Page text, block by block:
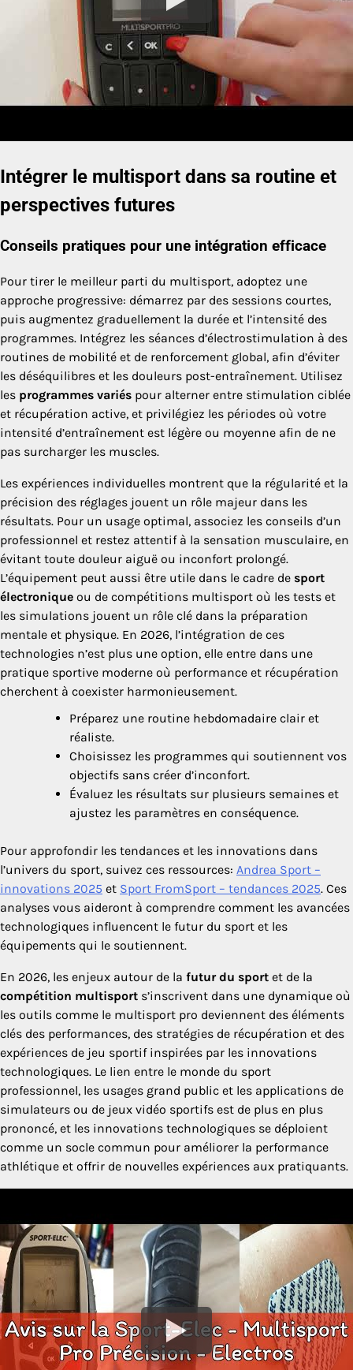
Intégrer le multisport dans sa routine et
perspectives futures
Conseils pratiques pour une intégration efficace
Pour tirer le meilleur parti du multisport, adoptez une
approche progressive: démarrez par des sessions courtes,
puis augmentez graduellement la durée et l’intensité des
programmes. Intégrez les séances d’électrostimulation à des
routines de mobilité et de renforcement global, afin d’éviter
les déséquilibres et les douleurs post-entraînement. Utilisez
les programmes variés pour alterner entre stimulation ciblée
et récupération active, et privilégiez les périodes où votre
intensité d’entraînement est légère ou moyenne afin de ne
pas surcharger les muscles.
Les expériences individuelles montrent que la régularité et la
précision des réglages jouent un rôle majeur dans les
résultats. Pour un usage optimal, associez les conseils d’un
professionnel et restez attentif à la sensation musculaire, en
évitant toute douleur aiguë ou inconfort prolongé.
L’équipement peut aussi être utile dans le cadre de sport
électronique ou de compétitions multisport où les tests et
les simulations jouent un rôle clé dans la préparation
mentale et physique. En 2026, l’intégration de ces
technologies n’est plus une option, elle entre dans une
pratique sportive moderne où performance et récupération
cherchent à coexister harmonieusement.
Préparez une routine hebdomadaire clair et
réaliste.
Choisissez les programmes qui soutiennent vos
objectifs sans créer d’inconfort.
Évaluez les résultats sur plusieurs semaines et
ajustez les paramètres en conséquence.
Pour approfondir les tendances et les innovations dans
l’univers du sport, suivez ces ressources: Andrea Sport –
innovations 2025 et Sport FromSport – tendances 2025. Ces
analyses vous aideront à comprendre comment les avancées
technologiques influencent le futur du sport et les
équipements qui le soutiennent.
En 2026, les enjeux autour de la futur du sport et de la
compétition multisport s’inscrivent dans une dynamique où
les outils comme le multisport pro deviennent des éléments
clés des performances, des stratégies de récupération et des
expériences de jeu sportif inspirées par les innovations
technologiques. Le lien entre le monde du sport
professionnel, les usages grand public et les applications de
simulateurs ou de jeux vidéo sportifs est de plus en plus
prononcé, et les innovations technologiques se déploient
comme un socle commun pour améliorer la performance
athlétique et offrir de nouvelles expériences aux pratiquants.